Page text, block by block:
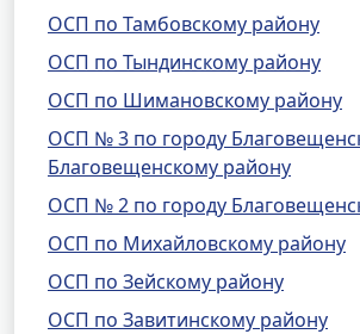
ОСП по Тамбовскому району
ОСП по Тындинскому району
ОСП по Шимановскому району
ОСП № 3 по городу
Благовещенскому району
ОСП № 2 по городу
ОСП по Михайловскому району
ОСП по Зейскому району
ОСП по Завитинскому району